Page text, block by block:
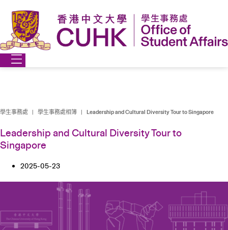
content
學生事務處 | 學生事務處相簿 | Leadership and Cultural Diversity Tour to Singapore
Leadership and Cultural Diversity Tour to
Singapore
2025-05-23